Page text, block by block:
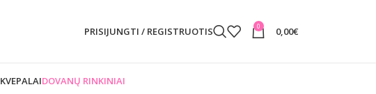
PRISIJUNGTI / REGISTRUOTIS 0 0,00€
KVEPALAIDOVANŲ RINKINIAI